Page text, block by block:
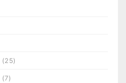
(25)
(7)